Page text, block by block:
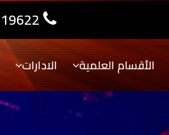
19622
الأقسام العلمية الادارات